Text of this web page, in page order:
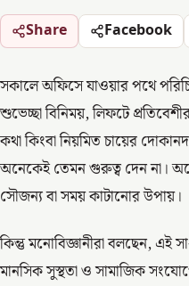
Share Facebook
সকালে অফিসে যাওয়ার পথে
শুভেচ্ছা বিনিময়, লিফটে
কথা কিংবা নিয়মিত চায়ের
অনেকেই তেমন গুরুত্ব দেন না।
সৌজন্য বা সময় কাটানোর উপায়।
কিন্তু মনোবিজ্ঞানীরা বলছেন,
মানসিক সুস্থতা ও সামাজিক